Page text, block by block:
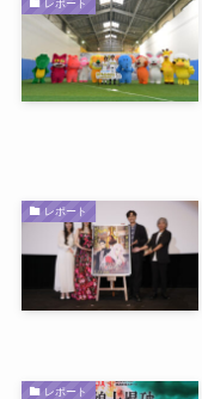
レポート
レポート
レポート